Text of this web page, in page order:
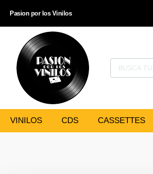
Pasion por los Vinilos
VINILOS CDS CASSETTES